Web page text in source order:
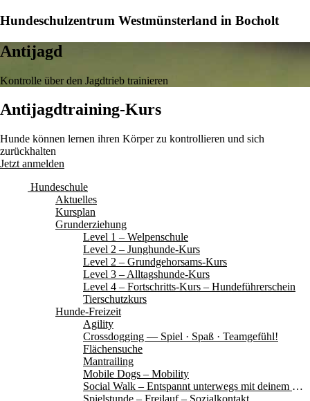
Hundeschulzentrum Westmünsterland in Bocholt
Antijagd
Kontrolle über den Jagdtrieb trainieren
Antijagdtraining-Kurs
Hunde können lernen ihren Körper zu kontrollieren und sich
zurückhalten
Jetzt anmelden
Hundeschule
Aktuelles
Kursplan
Grunderziehung
Level 1 – Welpenschule
Level 2 – Junghunde-Kurs
Level 2 – Grundgehorsams-Kurs
Level 3 – Alltagshunde-Kurs
Level 4 – Fortschritts-Kurs – Hundeführerschein
Tierschutzkurs
Hunde-Freizeit
Agility
Crossdogging — Spiel · Spaß · Teamgefühl!
Flächensuche
Mantrailing
Mobile Dogs – Mobility
Social Walk – Entspannt unterwegs mit deinem Hund